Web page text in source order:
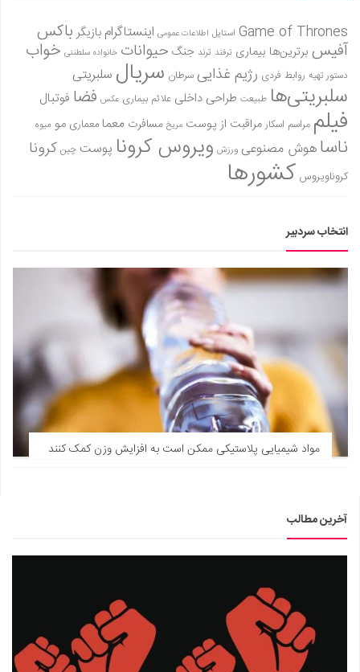
Game of Thrones استایل اطلاعات عمومی اینستاگرام بازیگر باکس
آفیس برترین‌ها بیماری ترفند ترند جنگ حیوانات خانواده سلطنتی خواب
دستور تهیه روابط فردی رژیم غذاییسرطان سریال سلبریتی
سلبریتی‌ها طبیعت طراحی داخلی علائم بیماری عکس فضا فوتبال
فیلم مراسم اسکارمراقبت از پوست مریخ مسافرت معمامعماری مو میوه
ناساهوش مصنوعی ورزش ویروس کرونا پوست چین کرونا
کروناویروس کشورها
انتخاب سردبیر
مواد شیمیایی پلاستیکی ممکن است به افزایش وزن کمک کنند
آخرین مطالب